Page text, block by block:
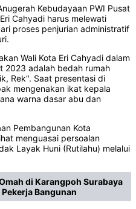
Kebudayaan PWI Pusat
Cahyadi harus melewati
proses penjurian administratif
Wali Kota Eri Cahyadi dalam
2023 adalah bedah rumah
Rek". Saat presentasi di
mengenakan ikat kepala
warna dasar abu dan
Pembangunan Kota
menguasai persoalan
Layak Huni (Rutilahu) melalui
di Karangpoh Surabaya
Bangunan